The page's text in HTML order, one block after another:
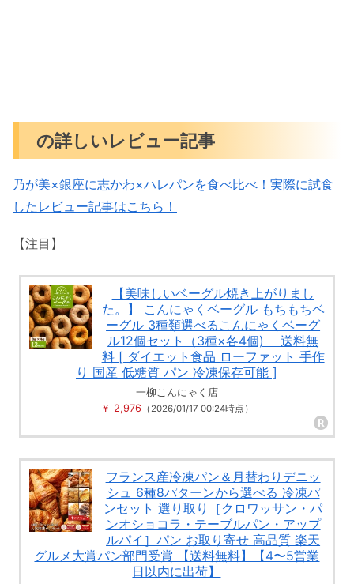
の詳しいレビュー記事
乃が美×銀座に志かわ×ハレパンを食べ比べ！実際に試食
したレビュー記事はこちら！
【注目】
【美味しいベーグル焼き上がりまし
た。】 こんにゃくベーグル もちもちベ
ーグル 3種類選べるこんにゃくベーグ
ル12個セット（3種×各4個) 送料無
料 [ ダイエット食品 ローファット 手作
り 国産 低糖質 パン 冷凍保存可能 ]
一柳こんにゃく店
￥ 2,976 （2026/01/17 00:24時点）
フランス産冷凍パン＆月替わりデニッ
シュ 6種8パターンから選べる 冷凍パ
ンセット 選り取り［クロワッサン・パ
ンオショコラ・テーブルパン・アップ
ルパイ］パン お取り寄せ 高品質 楽天
グルメ大賞パン部門受賞 【送料無料】【4〜5営業
日以内に出荷】